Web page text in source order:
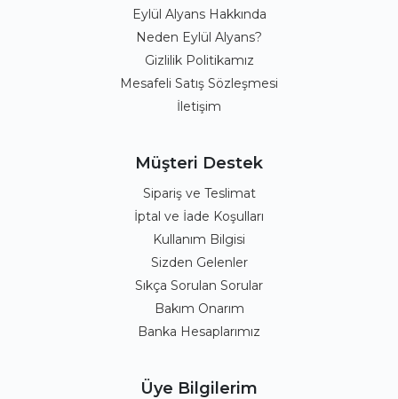
Eylül Alyans Hakkında
Neden Eylül Alyans?
Gizlilik Politikamız
Mesafeli Satış Sözleşmesi
İletişim
Müşteri Destek
Sipariş ve Teslimat
İptal ve İade Koşulları
Kullanım Bilgisi
Sizden Gelenler
Sıkça Sorulan Sorular
Bakım Onarım
Banka Hesaplarımız
Üye Bilgilerim